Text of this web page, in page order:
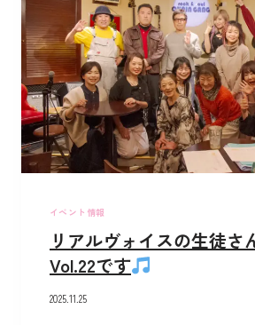
イベント情報
リアルヴォイスの生徒さ
Vol.22です
2025.11.25